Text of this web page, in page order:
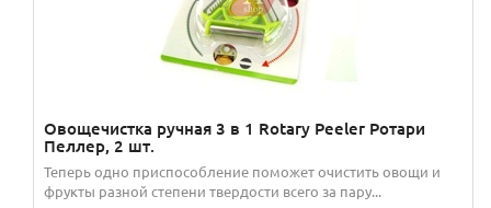
Овощечистка ручная 3 в 1 Rotary Peeler Ротари
Пеллер, 2 шт.
Теперь одно приспособление поможет очистить овощи и
фрукты разной степени твердости всего за пару...